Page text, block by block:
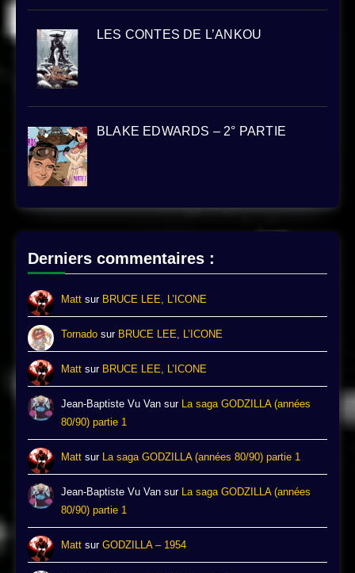
LES CONTES DE L’ANKOU
BLAKE EDWARDS – 2° PARTIE
Derniers commentaires :
Matt sur BRUCE LEE, L’ICONE
Tornado sur BRUCE LEE, L’ICONE
Matt sur BRUCE LEE, L’ICONE
Jean-Baptiste Vu Van sur La saga GODZILLA (années
80/90) partie 1
Matt sur La saga GODZILLA (années 80/90) partie 1
Jean-Baptiste Vu Van sur La saga GODZILLA (années
80/90) partie 1
Matt surGODZILLA – 1954